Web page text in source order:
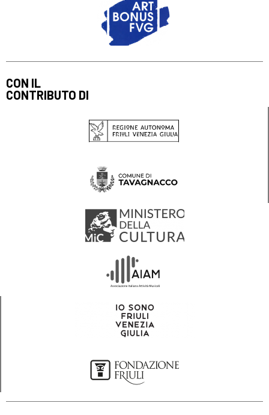
CON IL
CONTRIBUTO DI